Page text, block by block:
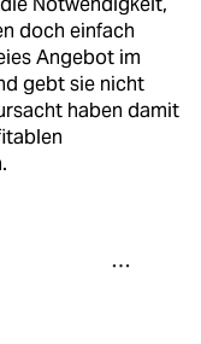
doch einfach
Angebot im
gebt sie nicht
haben damit